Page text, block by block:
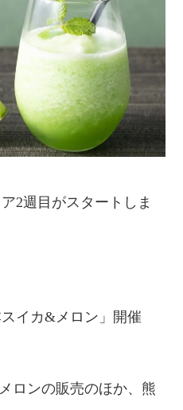
2週目がスタートしま
イカ&メロン」開催
ロンの販売のほか、熊